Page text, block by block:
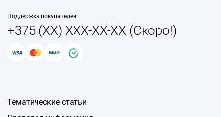
Поддержка покупателей
+375 (XX) XXX-XX-XX (Скоро!)
Тематические статьи